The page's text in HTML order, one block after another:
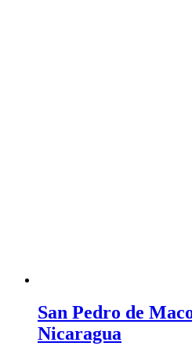
San Pedro de
Nicaragua